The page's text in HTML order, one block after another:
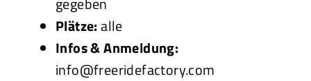
Plätze:alle
Infos & Anmeldung:
info@freeridefactory.com